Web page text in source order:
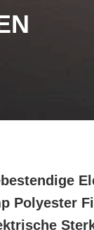
Polyester